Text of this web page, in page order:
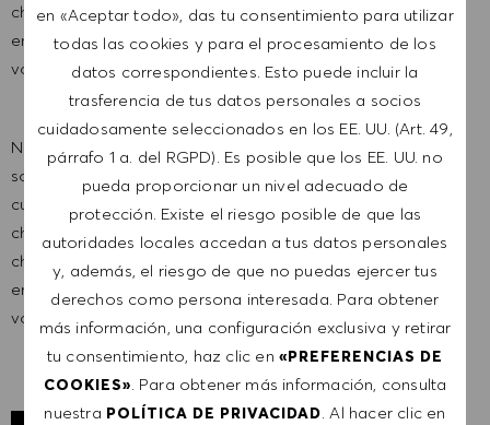
en «Aceptar todo», das tu consentimiento para utilizar
todas las cookies y para el procesamiento de los
datos correspondientes. Esto puede incluir la
trasferencia de tus datos personales a socios
cuidadosamente seleccionados en los EE. UU. (Art. 49,
párrafo 1 a. del RGPD). Es posible que los EE. UU. no
pueda proporcionar un nivel adecuado de
protección. Existe el riesgo posible de que las
autoridades locales accedan a tus datos personales
y, además, el riesgo de que no puedas ejercer tus
derechos como persona interesada. Para obtener
más información, una configuración exclusiva y retirar
tu consentimiento, haz clic en«PREFERENCIAS DE
COOKIES». Para obtener más información, consulta
nuestra POLÍTICA DE PRIVACIDAD. Al hacer clic en
chances en matière d'emploi. Et nous pensons que notre
environnement de travail équitable contribue à libérer tout
votre potentiel et vous permet de vous épanouir.
Nous sommes une entreprise mondiale et nos employés
sont représentatifs du monde dans son ensemble. Notre
culture inclusive intègre l'authenticité et l'individualité de
chaque personne. Nous sommes attachés à l'égalité des
chances en matière d'emploi. Et nous pensons que notre
environnement de travail équitable contribue à libérer tout
votre potentiel et vous permet de vous épanouir.